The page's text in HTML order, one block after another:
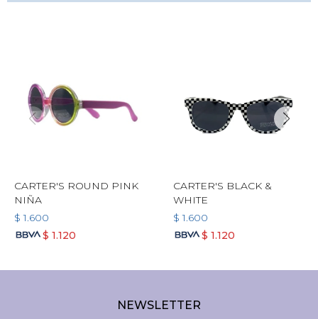
CARTER'S ROUND PINK
NIÑA
$ 1.600
$ 1.120
CARTER'S BLACK &
WHITE
$ 1.600
$ 1.120
NEWSLETTER